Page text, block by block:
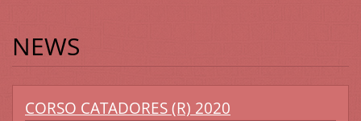
NEWS
CORSO CATADORES (R) 2020